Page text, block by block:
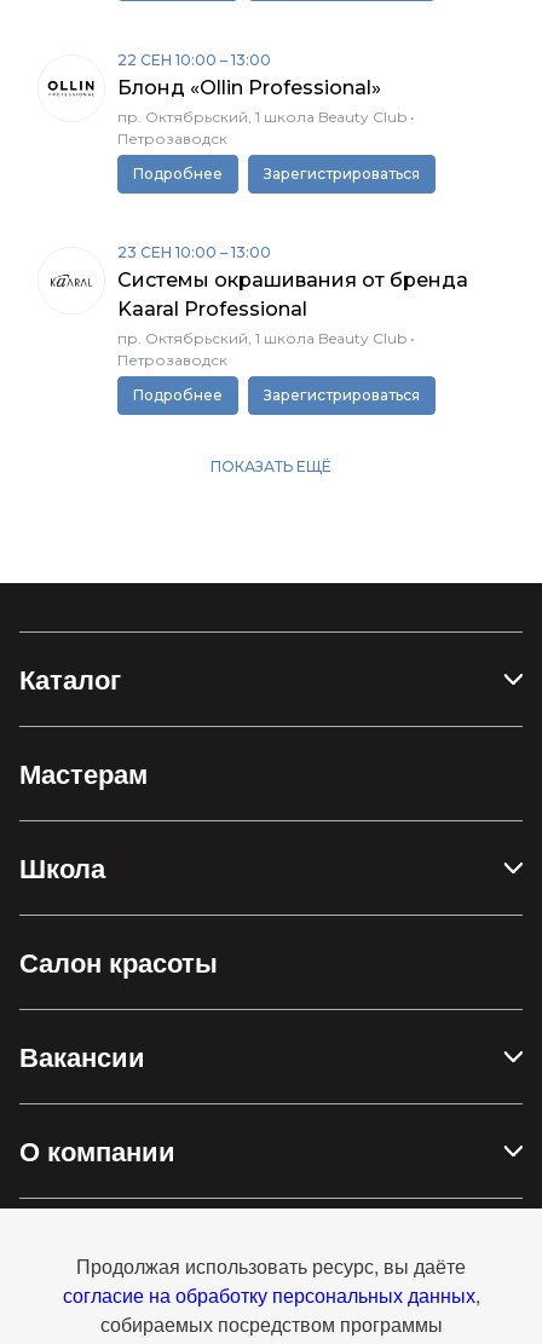
Каталог
Мастерам
Школа
Салон красоты
Вакансии
О компании
Продолжая использовать ресурс, вы даёте
согласие на обработку персональных данных,
собираемых посредством программы